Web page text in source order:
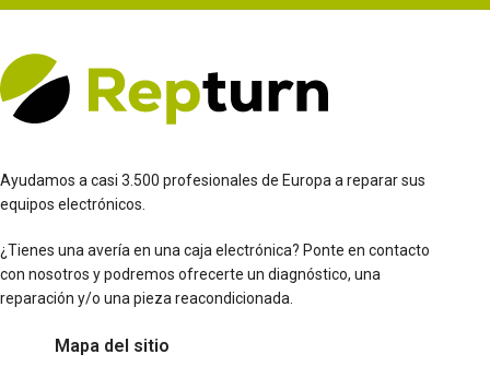
Ayudamos a casi 3.500 profesionales de Europa a reparar sus
equipos electrónicos.
¿Tienes una avería en una caja electrónica? Ponte en contacto
con nosotros y podremos ofrecerte un diagnóstico, una
reparación y/o una pieza reacondicionada.
Mapa del sitio